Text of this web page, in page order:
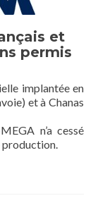
et
permis
implantée en
et à Chanas
n’a cessé
production.